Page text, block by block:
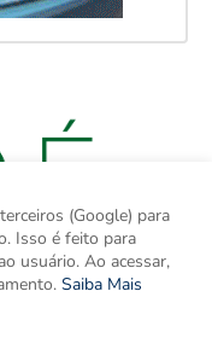
(Google) para
Isso é feito para
usuário. Ao acessar,
Saiba Mais